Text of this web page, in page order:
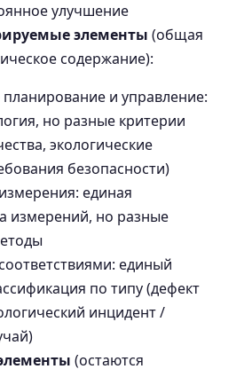
улучшение
элементы (общая
содержание):
и управление:
но разные критерии
экологические
безопасности)
единая
измерений, но разные
единый
по типу (дефект
инцидент /
(остаются